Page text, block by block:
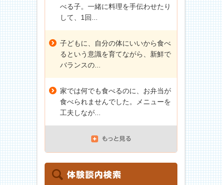
べる子。一緒に料理を手伝わせたり
して、1回...
子どもに、自分の体にいいから食べ
るという意識を育てながら、新鮮で
バランスの...
家では何でも食べるのに、お弁当が
食べられませんでした。メニューを
工夫しなが...